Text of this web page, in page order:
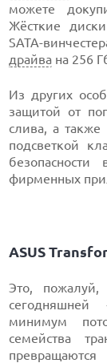
можете
Жёсткие
SATA-
драйва на 256
Из других
защитой от
слива, а
подсветкой
фирменных
ASUS
Это,
минимум
семейства